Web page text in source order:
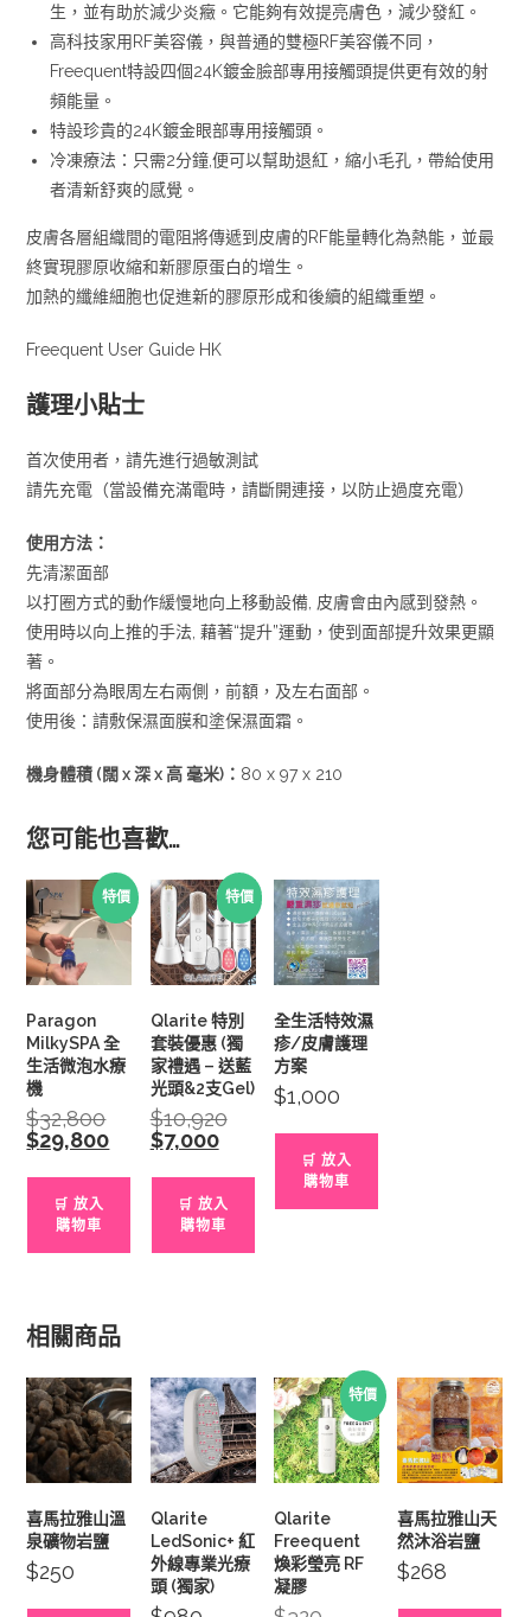
生，並有助於減少炎癥。它能夠有效提亮膚色，減少發紅。
高科技家用RF美容儀，與普通的雙極RF美容儀不同，
Freequent特設四個24K鍍金臉部專用接觸頭提供更有效的射
頻能量。
特設珍貴的24K鍍金眼部專用接觸頭。
冷凍療法：只需2分鐘,便可以幫助退紅，縮小毛孔，帶給使用
者清新舒爽的感覺。
皮膚各層組織間的電阻將傳遞到皮膚的RF能量轉化為熱能，並最
終實現膠原收縮和新膠原蛋白的增生。
加熱的纖維細胞也促進新的膠原形成和後續的組織重塑。
Freequent User Guide HK
護理小貼士
首次使用者，請先進行過敏測試
請先充電（當設備充滿電時，請斷開連接，以防止過度充電）
使用方法：
先清潔面部
以打圈方式的動作緩慢地向上移動設備, 皮膚會由內感到發熱。
使用時以向上推的手法, 藉著“提升”運動，使到面部提升效果更顯
著。
將面部分為眼周左右兩側，前額，及左右面部。
使用後：請敷保濕面膜和塗保濕面霜。
機身體積 (闊 x 深 x 高 毫米)： 80 x 97 x 210
您可能也喜歡…
特價
Paragon
MilkySPA 全
生活微泡水療
機
$32,800Original
price
was:
$29,800Current
price
🛒 放入
購物車
特價
Qlarite 特別
套裝優惠 (獨
家禮遇 – 送藍
光頭&2支Gel)
$10,920Original
$7,000Current
price
🛒 放入
購物車
全生活特效濕
疹/皮膚護理
方案
$1,000
🛒 放入
購物車
相關商品
喜馬拉雅山溫
泉礦物岩鹽
$250
Qlarite
LedSonic+ 紅
外線專業光療
頭 (獨家)
特價
Qlarite
Freequent
煥彩瑩亮 RF
凝膠
Original
喜馬拉雅山天
然沐浴岩鹽
$268